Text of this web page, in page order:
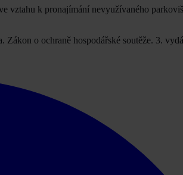
vztahu k pronajímání nevyužívaného
o ochraně hospodářské soutěže. 3.